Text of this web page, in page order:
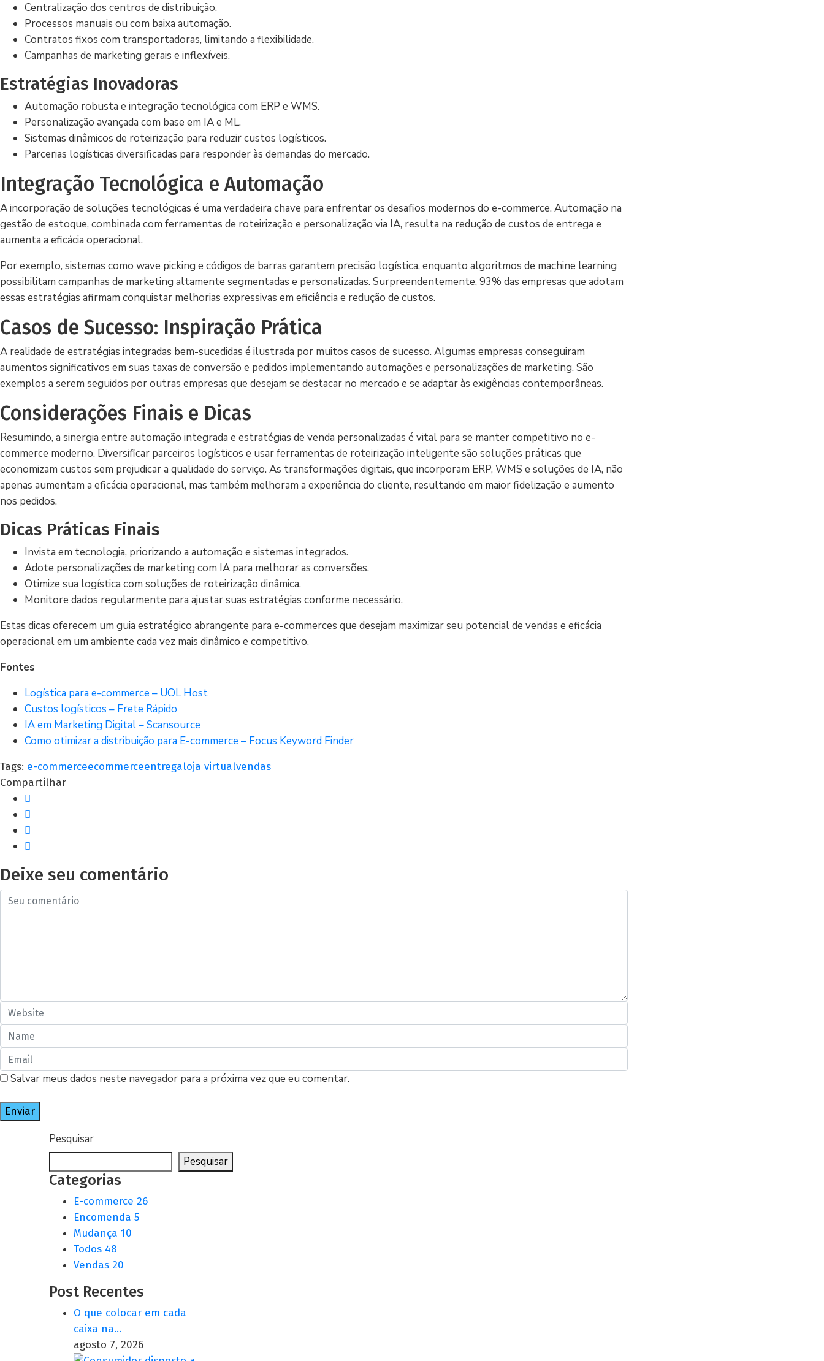
Centralização dos centros de distribuição.
Processos manuais ou com baixa automação.
Contratos fixos com transportadoras, limitando a flexibilidade.
Campanhas de marketing gerais e inflexíveis.
Estratégias Inovadoras
Automação robusta e integração tecnológica com ERP e WMS.
Personalização avançada com base em IA e ML.
Sistemas dinâmicos de roteirização para reduzir custos logísticos.
Parcerias logísticas diversificadas para responder às demandas do mercado.
Integração Tecnológica e Automação
A incorporação de soluções tecnológicas é uma verdadeira chave para enfrentar os desafios modernos do e-commerce. Automação na
gestão de estoque, combinada com ferramentas de roteirização e personalização via IA, resulta na redução de custos de entrega e
aumenta a eficácia operacional.
Por exemplo, sistemas como wave picking e códigos de barras garantem precisão logística, enquanto algoritmos de machine learning
possibilitam campanhas de marketing altamente segmentadas e personalizadas. Surpreendentemente, 93% das empresas que adotam
essas estratégias afirmam conquistar melhorias expressivas em eficiência e redução de custos.
Casos de Sucesso: Inspiração Prática
A realidade de estratégias integradas bem-sucedidas é ilustrada por muitos casos de sucesso. Algumas empresas conseguiram
aumentos significativos em suas taxas de conversão e pedidos implementando automações e personalizações de marketing. São
exemplos a serem seguidos por outras empresas que desejam se destacar no mercado e se adaptar às exigências contemporâneas.
Considerações Finais e Dicas
Resumindo, a sinergia entre automação integrada e estratégias de venda personalizadas é vital para se manter competitivo no e-
commerce moderno. Diversificar parceiros logísticos e usar ferramentas de roteirização inteligente são soluções práticas que
economizam custos sem prejudicar a qualidade do serviço. As transformações digitais, que incorporam ERP, WMS e soluções de IA, não
apenas aumentam a eficácia operacional, mas também melhoram a experiência do cliente, resultando em maior fidelização e aumento
nos pedidos.
Dicas Práticas Finais
Invista em tecnologia, priorizando a automação e sistemas integrados.
Adote personalizações de marketing com IA para melhorar as conversões.
Otimize sua logística com soluções de roteirização dinâmica.
Monitore dados regularmente para ajustar suas estratégias conforme necessário.
Estas dicas oferecem um guia estratégico abrangente para e-commerces que desejam maximizar seu potencial de vendas e eficácia
operacional em um ambiente cada vez mais dinâmico e competitivo.
Fontes
Logística para e-commerce – UOL Host
Custos logísticos – Frete Rápido
IA em Marketing Digital – Scansource
Como otimizar a distribuição para E-commerce – Focus Keyword Finder
Tags: e-commerceecommerceentregaloja virtualvendas
Compartilhar
Deixe seu comentário
Salvar meus dados neste navegador para a próxima vez que eu comentar.
Pesquisar
Pesquisar
Categorias
E-commerce 26
Encomenda 5
Mudança 10
Todos 48
Vendas 20
Post Recentes
O que colocar em cada
caixa na…
agosto 7, 2026